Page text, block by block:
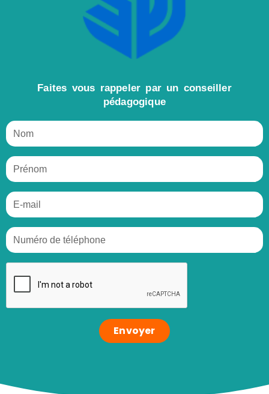
Faites vous rappeler par un conseiller
pédagogique
Envoyer